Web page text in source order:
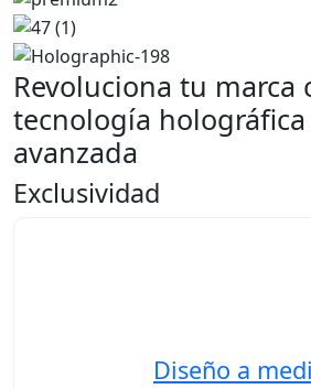
Revoluciona tu marca
tecnología holográfica
avanzada
Exclusividad
Diseño a